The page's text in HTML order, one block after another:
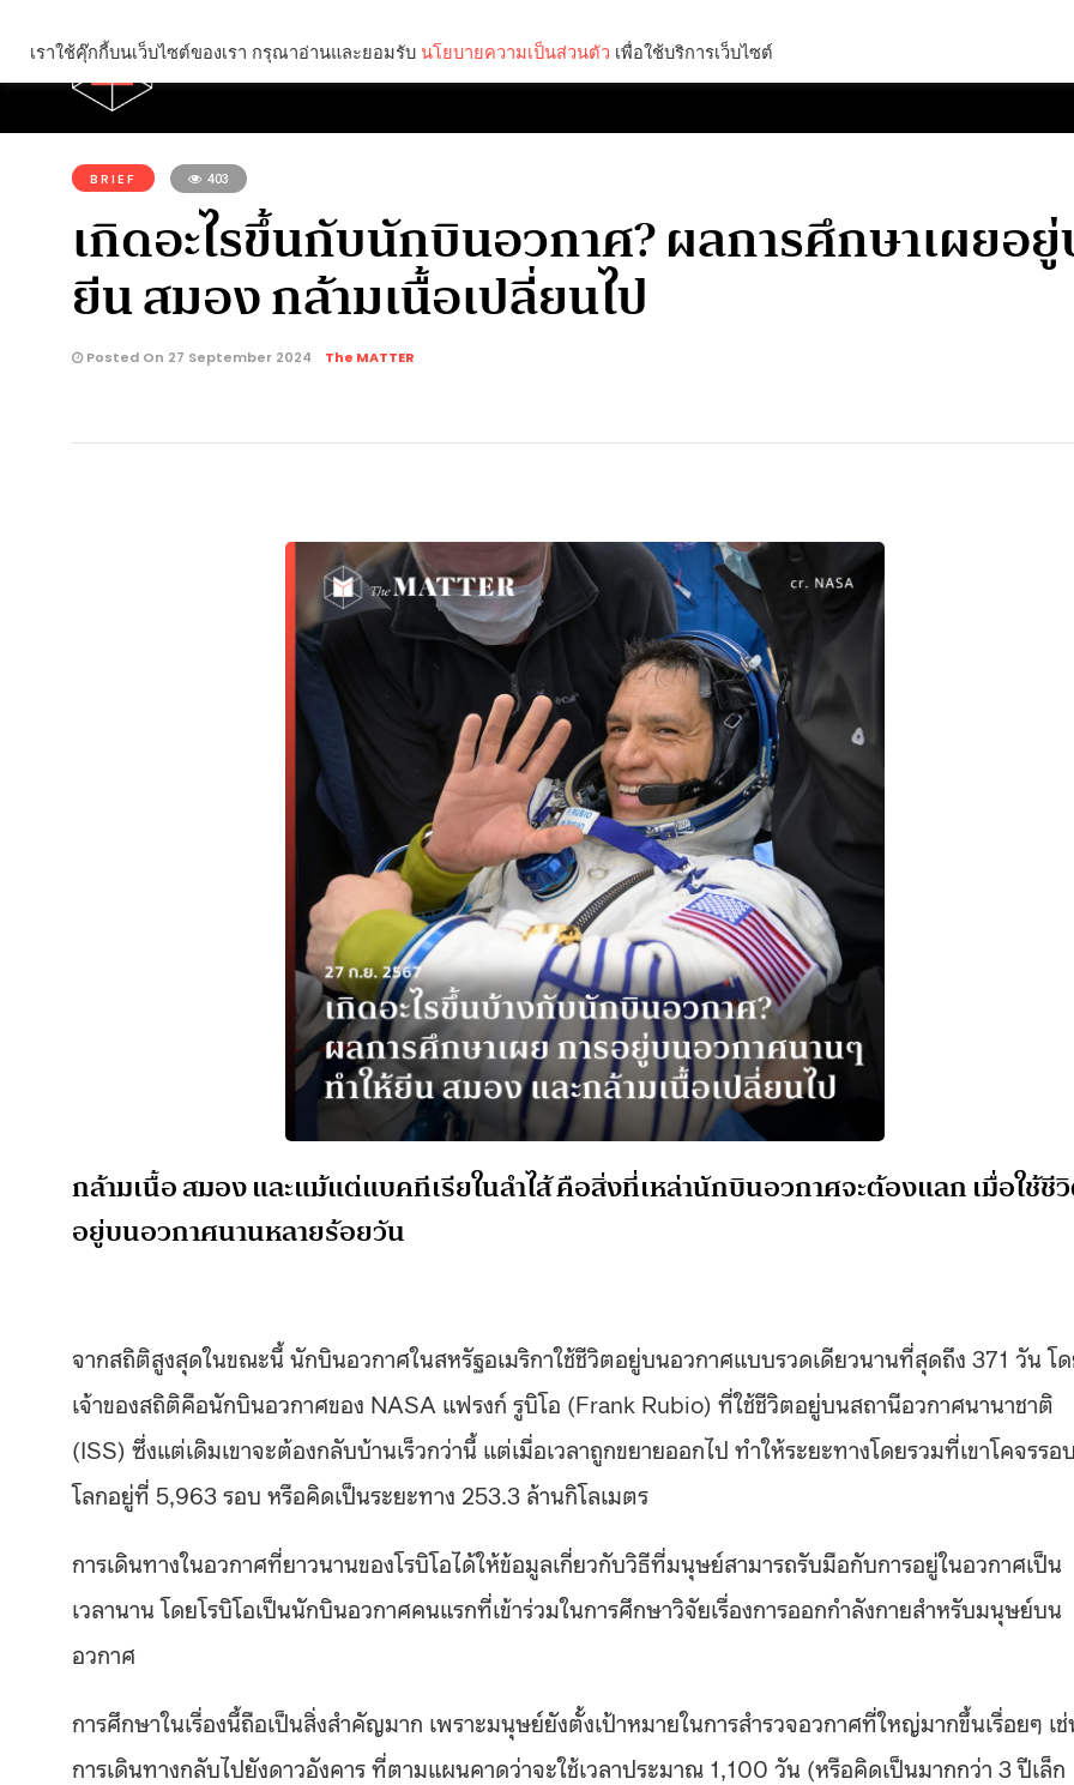
คุณกำลังอ่าน:
BRIEF 403
เกิดอะไรขึ้นกับนักบินอวกาศ? ผลการศึกษาเผยอ
ยีน สมอง กล้ามเนื้อเปลี่ยนไป
Posted On 27 September 2024 The MATTER
กล้ามเนื้อ สมอง และแม้แต่แบคทีเรียในลำไส้ คือสิ่งที่เหล่านักบินอวกาศจะต้องแลก เมื่อใช้ชี
อยู่บนอวกาศนานหลายร้อยวัน
จากสถิติสูงสุดในขณะนี้ นักบินอวกาศในสหรัฐอเมริกาใช้ชีวิตอยู่บนอวกาศแบบรวดเดียวนานที่สุดถึง 371 วัน โ
เจ้าของสถิติคือนักบินอวกาศของ NASA แฟรงก์ รูบิโอ (Frank Rubio) ที่ใช้ชีวิตอยู่บนสถานีอวกาศนานาชาติ
(ISS) ซึ่งแต่เดิมเขาจะต้องกลับบ้านเร็วกว่านี้ แต่เมื่อเวลาถูกขยายออกไป ทำให้ระยะทางโดยรวมที่เขาโคจรรอบ
โลกอยู่ที่ 5,963 รอบ หรือคิดเป็นระยะทาง 253.3 ล้านกิโลเมตร
การเดินทางในอวกาศที่ยาวนานของโรบิโอได้ให้ข้อมูลเกี่ยวกับวิธีที่มนุษย์สามารถรับมือกับการอยู่ในอวกาศเป็น
เวลานาน โดยโรบิโอเป็นนักบินอวกาศคนแรกที่เข้าร่วมในการศึกษาวิจัยเรื่องการออกกำลังกายสำหรับมนุษย์บน
อวกาศ
การศึกษาในเรื่องนี้ถือเป็นสิ่งสำคัญมาก เพราะมนุษย์ยังตั้งเป้าหมายในการสำรวจอวกาศที่ใหญ่มากขึ้นเรื่อยๆ เ
การเดินทางกลับไปยังดาวอังคาร ที่ตามแผนคาดว่าจะใช้เวลาประมาณ 1,100 วัน (หรือคิดเป็นมากกว่า 3 ปีเล็ก
เราใช้คุ๊กกี้บนเว็บไซต์ของเรา กรุณาอ่านและยอมรับ นโยบายความเป็นส่วนตัว เพื่อใช้บริการเว็บไซต์